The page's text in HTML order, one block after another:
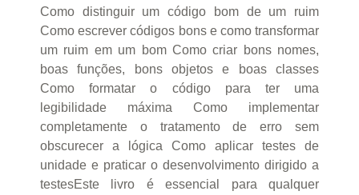
Como distinguir um código bom de um ruim
Como escrever códigos bons e como transformar
um ruim em um bom Como criar bons nomes,
boas funções, bons objetos e boas classes
Como formatar o código para ter uma
legibilidade máxima Como implementar
completamente o tratamento de erro sem
obscurecer a lógica Como aplicar testes de
unidade e praticar o desenvolvimento dirigido a
testesEste livro é essencial para qualquer